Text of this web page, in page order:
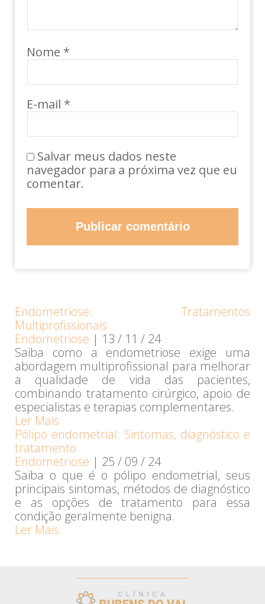
Nome *
E-mail *
Salvar meus dados neste
navegador para a próxima vez que eu
comentar.
Endometriose: Tratamentos
Multiprofissionais
Endometriose | 13 / 11 / 24
Saiba como a endometriose exige uma
abordagem multiprofissional para melhorar
a qualidade de vida das pacientes,
combinando tratamento cirúrgico, apoio de
especialistas e terapias complementares.
Ler Mais
Pólipo endometrial: Sintomas, diagnóstico e
tratamento
Endometriose | 25 / 09 / 24
Saiba o que é o pólipo endometrial, seus
principais sintomas, métodos de diagnóstico
e as opções de tratamento para essa
condição geralmente benigna.
Ler Mais